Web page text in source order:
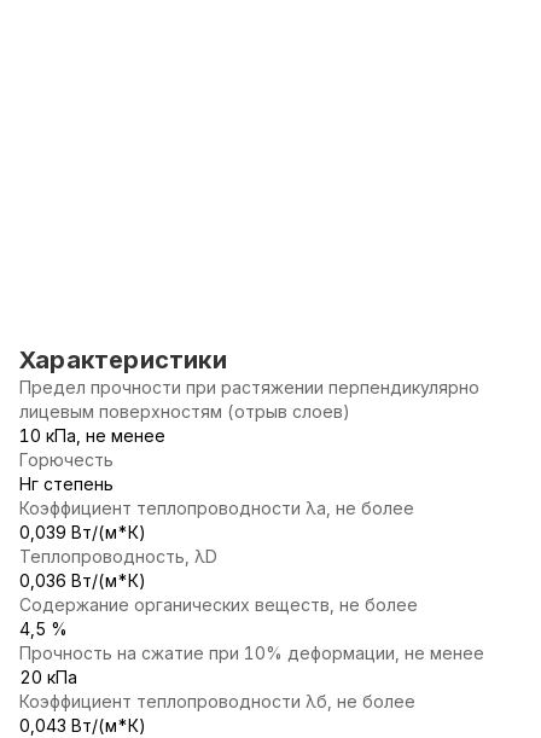
Характеристики
Предел прочности при растяжении перпендикулярно
лицевым поверхностям (отрыв слоев)
10 кПа, не менее
Горючесть
Нг степень
Коэффициент теплопроводности λа, не более
0,039 Вт/(м*К)
Теплопроводность, λD
0,036 Вт/(м*К)
Содержание органических веществ, не более
4,5 %
Прочность на сжатие при 10% деформации, не менее
20 кПа
Коэффициент теплопроводности λб, не более
0,043 Вт/(м*К)